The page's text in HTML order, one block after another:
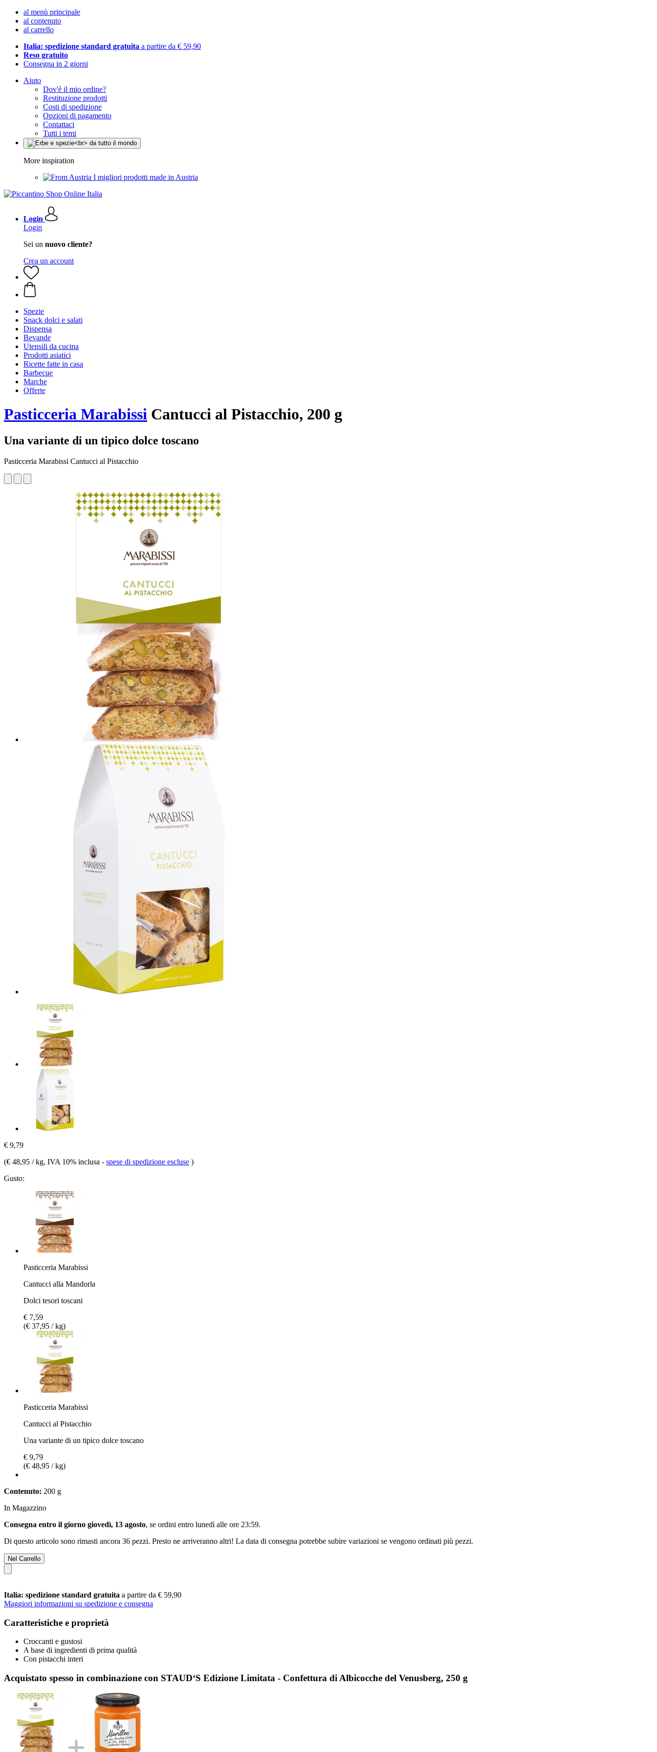
al menù principale
al contenuto
al carrello
Italia: spedizione standard gratuita a partire da € 59,90
Reso gratuito
Consegna in 2 giorni
Aiuto
Dov'è il mio ordine?
Restituzione prodotti
Costi di spedizione
Opzioni di pagamento
Contattaci
Tutti i temi
More inspiration
I migliori prodotti made in Austria
Login
Login
Sei un nuovo cliente?
Crea un account
Spezie
Snack dolci e salati
Dispensa
Bevande
Utensili da cucina
Prodotti asiatici
Ricette fatte in casa
Barbecue
Marche
Offerte
Pasticceria Marabissi Cantucci al Pistacchio, 200 g
Una variante di un tipico dolce toscano
Pasticceria Marabissi Cantucci al Pistacchio
€ 9,79
(€ 48,95 / kg, IVA 10% inclusa - spese di spedizione escluse )
Gusto:
Pasticceria Marabissi
Cantucci alla Mandorla
Dolci tesori toscani
€ 7,59
(€ 37,95 / kg)
Pasticceria Marabissi
Cantucci al Pistacchio
Una variante di un tipico dolce toscano
€ 9,79
(€ 48,95 / kg)
Contenuto: 200 g
In Magazzino
Consegna entro il giorno giovedì, 13 agosto, se ordini entro lunedì alle ore 23:59.
Di questo articolo sono rimasti ancora 36 pezzi. Presto ne arriveranno altri! La data di consegna potrebbe subire variazioni se vengono ordinati più pezzi.
Nel Carrello
Italia: spedizione standard gratuita a partire da € 59,90
Maggiori informazioni su spedizione e consegna
Caratteristiche e proprietà
Croccanti e gustosi
A base di ingredienti di prima qualità
Con pistacchi interi
Acquistato spesso in combinazione con STAUD‘S Edizione Limitata - Confettura di Albicocche del Venusberg, 250 g